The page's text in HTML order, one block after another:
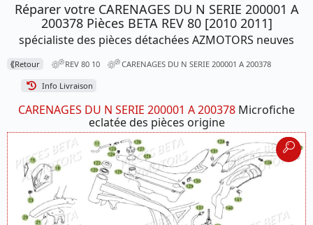
Réparer votre CARENAGES DU N SERIE 200001 A
200378 Pièces BETA REV 80 [2010 2011]
spécialiste des pièces détachées AZMOTORS neuves
⟪Retour REV 80 10 CARENAGES DU N SERIE 200001 A 200378
Info Livraison
CARENAGES DU N SERIE 200001 A 200378 Microfiche
eclatée des pièces origine